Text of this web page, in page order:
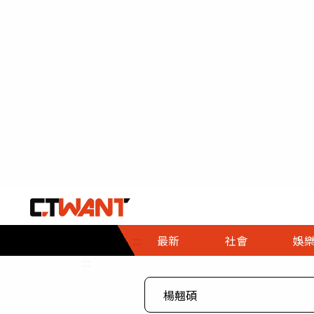
::: 最新 社會
社會首頁
時事
娛樂
娛樂首頁
即時
專題
財經首頁
熱線
３Ｃ
政